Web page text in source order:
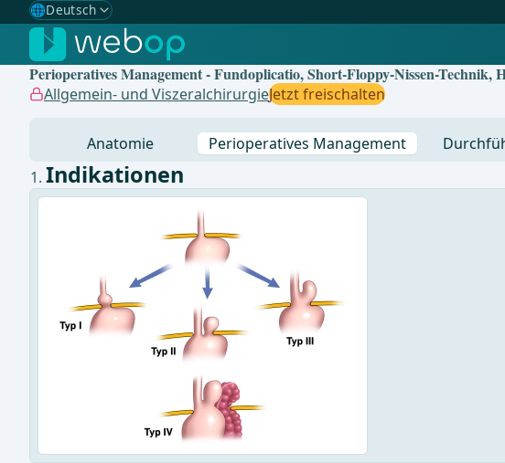
🌐Deutsch
Gewählte Sprache: Deutsch
🇩🇪 Deutsch ✓
🇬🇧English
Brasilianisch
Perioperatives Management - Fundoplicatio, Short-Floppy-Nissen-Technik,
Allgemein- und ViszeralchirurgieJetzt freischalten
Anatomie Perioperatives Management
Indikationen